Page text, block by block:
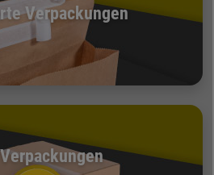
Verpackungen